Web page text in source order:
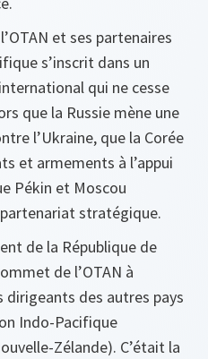
et ses partenaires
s’inscrit dans un
qui ne cesse
que la Russie mène une
l’Ukraine, que la Corée
et armements à l’appui
Pékin et Moscou
stratégique.
de la République de
de l’OTAN à
dirigeants des autres pays
Indo-Pacifique
Zélande). C’était la